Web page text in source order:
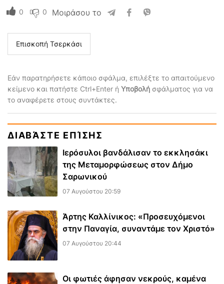
0 0 Μοιράσου το
Επισκοπή Τσερκάσι
Εάν παρατηρήσετε κάποιο σφάλμα, επιλέξτε το απαιτούμενο
κείμενο και πατήστε Ctrl+Enter ή Υποβολή σφάλματος για να
το αναφέρετε στους συντάκτες.
ΔΙΑΒΆΣΤΕ ΕΠΊΣΗΣ
Ιερόσυλοι βανδάλισαν το εκκλησάκι
της Μεταμορφώσεως στον Δήμο
Σαρωνικού
07 Αυγούστου 20:59
Άρτης Καλλίνικος: «Προσευχόμενοι
στην Παναγία, συναντάμε τον Χριστό»
07 Αυγούστου 20:44
Οι φωτιές άφησαν νεκρούς, καμένα